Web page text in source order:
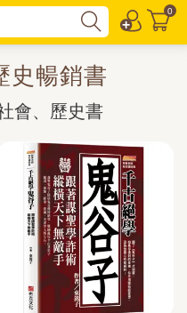
0
史暢銷書
會、歷史書